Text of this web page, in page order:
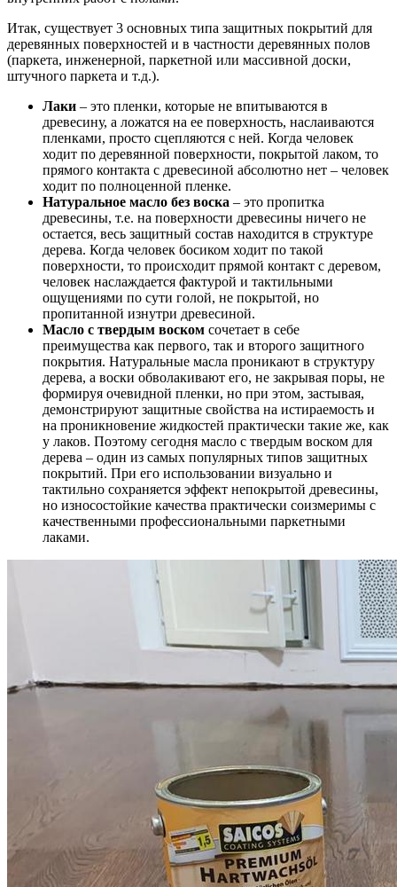
Итак, существует 3 основных типа защитных покрытий для
деревянных поверхностей и в частности деревянных полов
(паркета, инженерной, паркетной или массивной доски,
штучного паркета и т.д.).
Лаки – это пленки, которые не впитываются в
древесину, а ложатся на ее поверхность, наслаиваются
пленками, просто сцепляются с ней. Когда человек
ходит по деревянной поверхности, покрытой лаком, то
прямого контакта с древесиной абсолютно нет – человек
ходит по полноценной пленке.
Натуральное масло без воска – это пропитка
древесины, т.е. на поверхности древесины ничего не
остается, весь защитный состав находится в структуре
дерева. Когда человек босиком ходит по такой
поверхности, то происходит прямой контакт с деревом,
человек наслаждается фактурой и тактильными
ощущениями по сути голой, не покрытой, но
пропитанной изнутри древесиной.
Масло с твердым воском сочетает в себе
преимущества как первого, так и второго защитного
покрытия. Натуральные масла проникают в структуру
дерева, а воски обволакивают его, не закрывая поры, не
формируя очевидной пленки, но при этом, застывая,
демонстрируют защитные свойства на истираемость и
на проникновение жидкостей практически такие же, как
у лаков. Поэтому сегодня масло с твердым воском для
дерева – один из самых популярных типов защитных
покрытий. При его использовании визуально и
тактильно сохраняется эффект непокрытой древесины,
но износостойкие качества практически соизмеримы с
качественными профессиональными паркетными
лаками.